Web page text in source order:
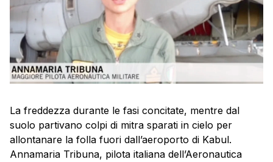
La freddezza durante le fasi concitate, mentre dal
suolo partivano colpi di mitra sparati in cielo per
allontanare la folla fuori dall’aeroporto di Kabul.
Annamaria Tribuna, pilota italiana dell’Aeronautica